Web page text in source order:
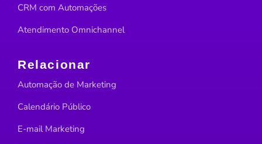
CRM com Automações
Atendimento Omnichannel
Relacionar
Automação de Marketing
Calendário Público
E-mail Marketing